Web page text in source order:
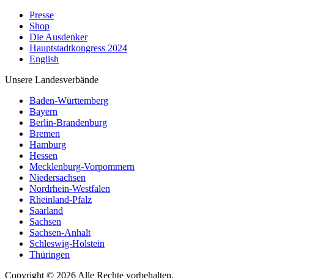
Presse
Shop
Die Ausdenker
Hauptstadtkongress 2024
English
Unsere Landesverbände
Baden-Württemberg
Bayern
Berlin-Brandenburg
Bremen
Hamburg
Hessen
Mecklenburg-Vorpommern
Niedersachsen
Nordrhein-Westfalen
Rheinland-Pfalz
Saarland
Sachsen
Sachsen-Anhalt
Schleswig-Holstein
Thüringen
Copyright © 2026 Alle Rechte vorbehalten.